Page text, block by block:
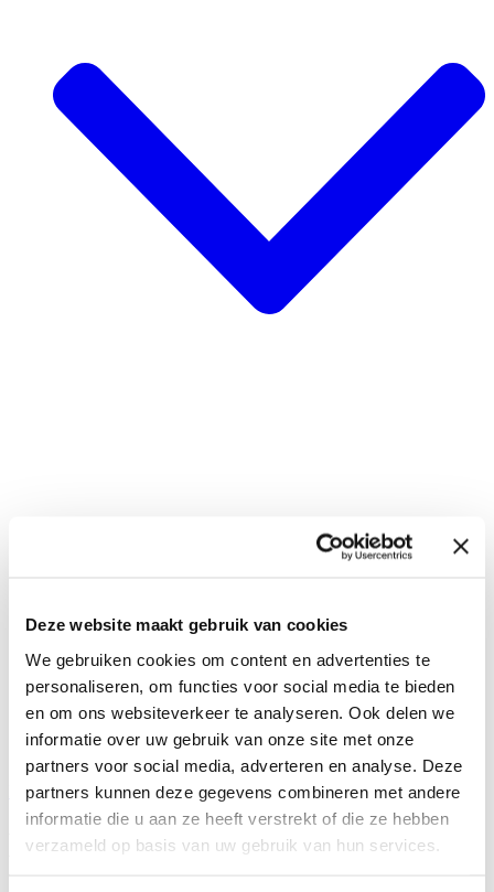
Deze website maakt gebruik van cookies
We gebruiken cookies om content en advertenties te
personaliseren, om functies voor social media te bieden
en om ons websiteverkeer te analyseren. Ook delen we
informatie over uw gebruik van onze site met onze
partners voor social media, adverteren en analyse. Deze
partners kunnen deze gegevens combineren met andere
informatie die u aan ze heeft verstrekt of die ze hebben
verzameld op basis van uw gebruik van hun services.
Wat is Merius Hypotheken?
Waarom Merius Hypotheken?
Nieuws van Merius Hypotheken
Werken bij Merius Hypotheken
Veelgestelde vragen
Inloggen
Holtermans Advies